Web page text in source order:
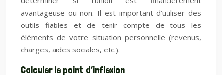
avantageuse ou non. Il est important d’utiliser des
outils fiables et de tenir compte de tous les
éléments de votre situation personnelle (revenus,
charges, aides sociales, etc.).
Calculer le point d’inflexion